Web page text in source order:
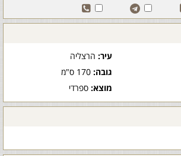
עיר:הרצליה
גובה:170 ס"מ
מוצא:ספרדי